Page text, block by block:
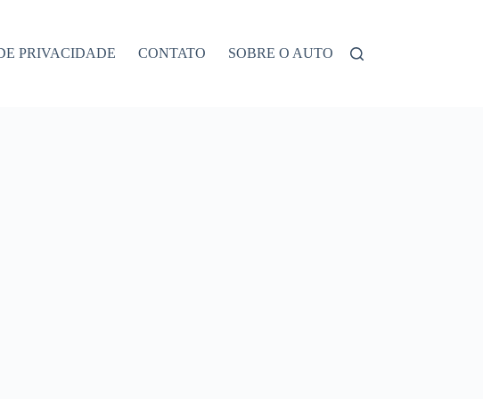
PRIVACIDADE CONTATO SOBRE O AUTOR